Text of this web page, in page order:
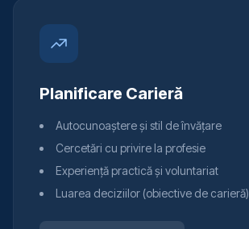
Planificare Carieră
Autocunoaștere și stil de învățare
Cercetări cu privire la profesie
Experiență practică și voluntariat
Luarea deciziilor (obiective de carieră)